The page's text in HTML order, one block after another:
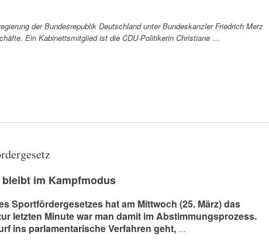
der Bundesrepublik Deutschland unter Bundeskanzler Friedrich Merz
Ein Kabinettsmitglied ist die CDU-Politikerin Christiane …
im Kampfmodus
Sportfördergesetzes hat am Mittwoch (25. März) das
letzten Minute war man damit im Abstimmungsprozess.
ins parlamentarische Verfahren geht, …